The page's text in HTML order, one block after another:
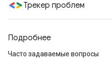
Трекер проблем
Подробнее
Часто задаваемые вопросы